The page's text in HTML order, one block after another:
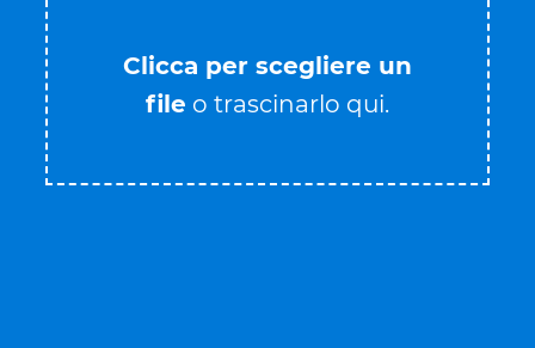
Clicca per scegliere un
file o trascinarlo qui.